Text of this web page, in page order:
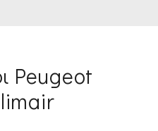
Peugeot